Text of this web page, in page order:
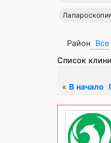
Район Все
Список
« В начало